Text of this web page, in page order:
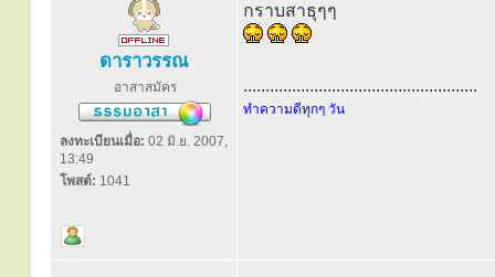
ดาราวรรณ
อาสาสมัคร
ลงทะเบียนเมื่อ: 02 มิ.ย. 2007,
13:49
โพสต์: 1041
กราบสาธุๆๆ
.....................................................
ทำความดีทุกๆ วัน